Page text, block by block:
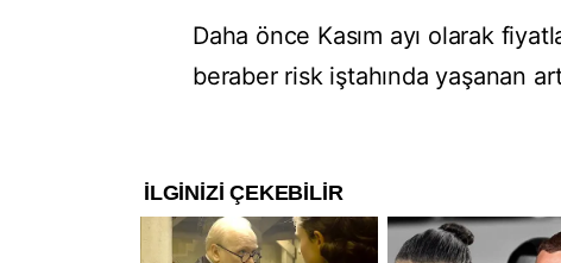
Daha önce Kasım ayı olarak
beraber risk iştahında yaşanan